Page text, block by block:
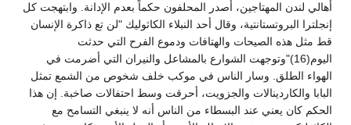
أهالي لندن المهتاجين، أصدر المحلفون حكماً بعدم الإدانة. وابتهجت كل
إنجلترا البروتستانتية، وقال أحد النبلاء الكاثوليك "لن تع ذاكرة الإنسان
قط مثل هذه الصيحات والهتافات ودموع الفرح التي حدثت
اليوم(16)"وتوجهت الشوارع بالمشاعل والنيران التي أضرمت في
الهواء الطلق. وسار الناس في موكب خلف شخوص من الشمع تمثل
البابا والكاردينالات والجزويت، أحرقت وسط احتفالات صاخبة. إن هذا
الحكم كان يعني عند البسطاء من الناس أنه لا ينبغي التسامح مع